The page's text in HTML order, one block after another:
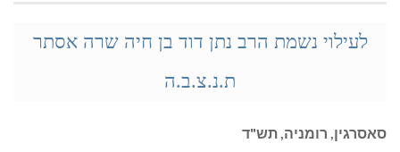
לעילוי נשמת הרב נתן דוד בן חיה שרה אסתר
ת.נ.צ.ב.ה
סאסרגין, רומניה, תש"ד